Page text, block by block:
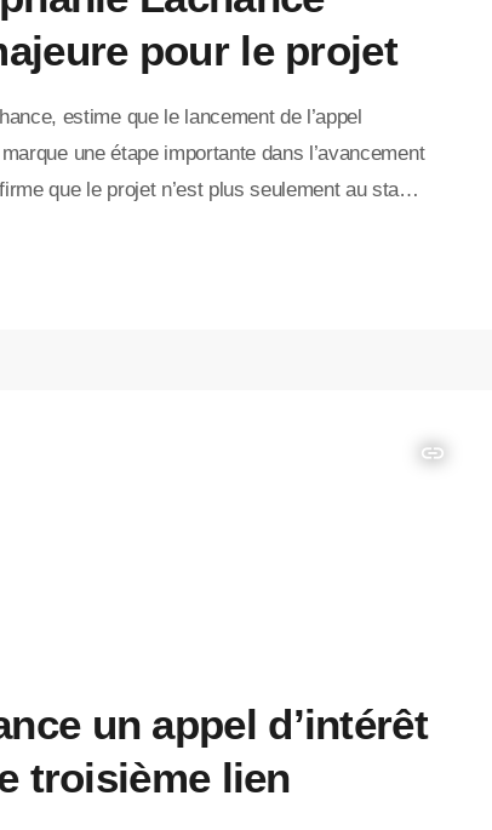
pour le projet
estime que le lancement de l’appel
une étape importante dans l’avancement
que le projet n’est plus seulement au stade
à mesurer l’intérêt d’entreprises privées
insert_link
un appel d’intérêt
troisième lien